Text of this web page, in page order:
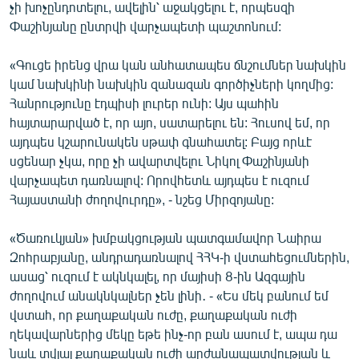
չի խոչընդոտելու, ավելին՝ աջակցելու է, որպեսզի
Փաշինյանը ընտրվի վարչապետի պաշտոնում:
«Գուցե իրենց վրա կան անհատապես ճնշումներ նախկին
կամ նախկինի նախկին զանազան գործիչների կողմից:
Հանրությունը էդպիսի լուրեր ունի: Այս պահին
հայտարարված է, որ այո, սատարելու են: Հուսով եմ, որ
այդպես կշարունակեն սթափ գնահատել: Բայց որևէ
սցենար չկա, որը չի ավարտվելու Նիկոլ Փաշինյանի
վարչապետ դառնալով: Որովհետև այդպես է ուզում
Հայաստանի ժողովուրդը», - նշեց Միրզոյանը:
«Ծառուկյան» խմբակցության պատգամավոր Նաիրա
Զոհրաբյանը, անդրադառնալով ՀՀԿ-ի վստահեցումներին,
ասաց՝ ուզում է ակնկալել, որ մայիսի 8-ին Ազգային
ժողովում անակնկալներ չեն լինի․ - «Ես մեկ բանում եմ
վստահ, որ քաղաքական ուժը, քաղաքական ուժի
ղեկավարներից մեկը եթե ինչ-որ բան ասում է, ապա դա
նաև տվյալ քաղաքական ուժի արժանապատվության և